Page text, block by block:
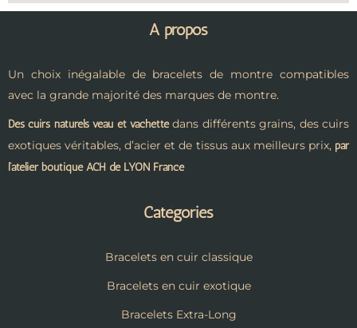
A propos
Un choix inégalable de bracelets de montre compatibles
avec la grande majorité des marques de montre.
Des cuirs naturels veau et vachettedans différents grains, des cuirs
exotiques véritables, d’acier et de tissus aux meilleurs prix, par
l’atelier boutique ACH de LYON France
Catégories
Bracelets en cuir classique
Bracelets en cuir exotique
Bracelets Extra-Long